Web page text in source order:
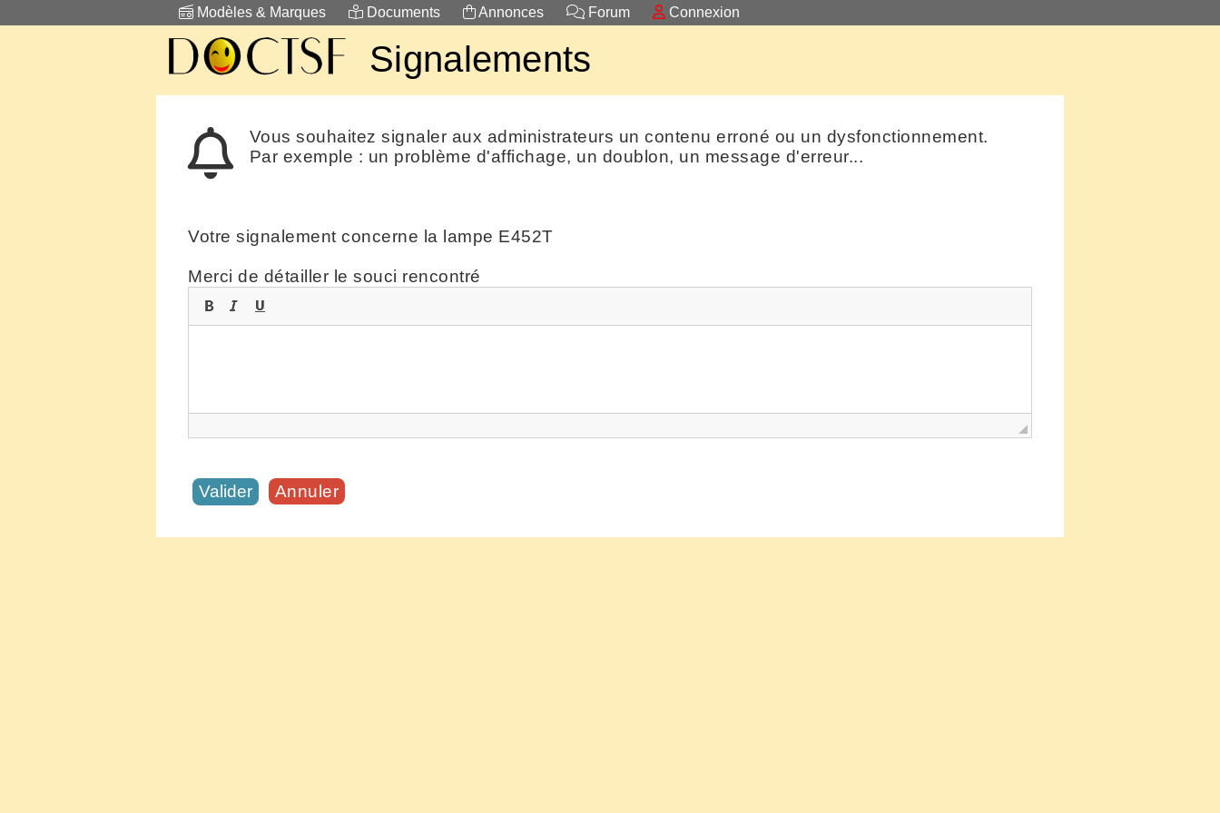
Modèles & Marques Documents Annonces Forum Connexion
Signalements
Vous souhaitez signaler aux administrateurs un contenu erroné ou un dysfonctionnement.
Par exemple : un problème d'affichage, un doublon, un message d'erreur...
Votre signalement concerne la lampe E452T
Merci de détailler le souci rencontré
Annuler